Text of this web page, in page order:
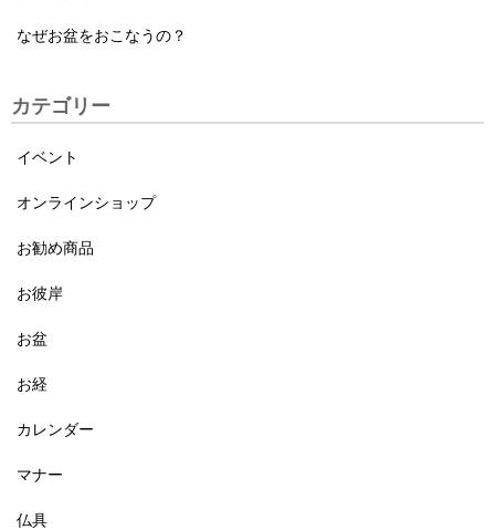
なぜお盆をおこなうの？
カテゴリー
イベント
オンラインショップ
お勧め商品
お彼岸
お盆
お経
カレンダー
マナー
仏具